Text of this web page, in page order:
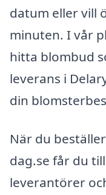
datum eller vill
minuten. I vår
hitta blombud
leverans i
din
När du
dag.se får du
leverantörer